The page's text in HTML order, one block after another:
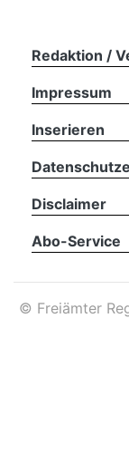
App
Redaktion /
Impressum
Inserieren
Disclaimer
Abo-Service
© Freiämter